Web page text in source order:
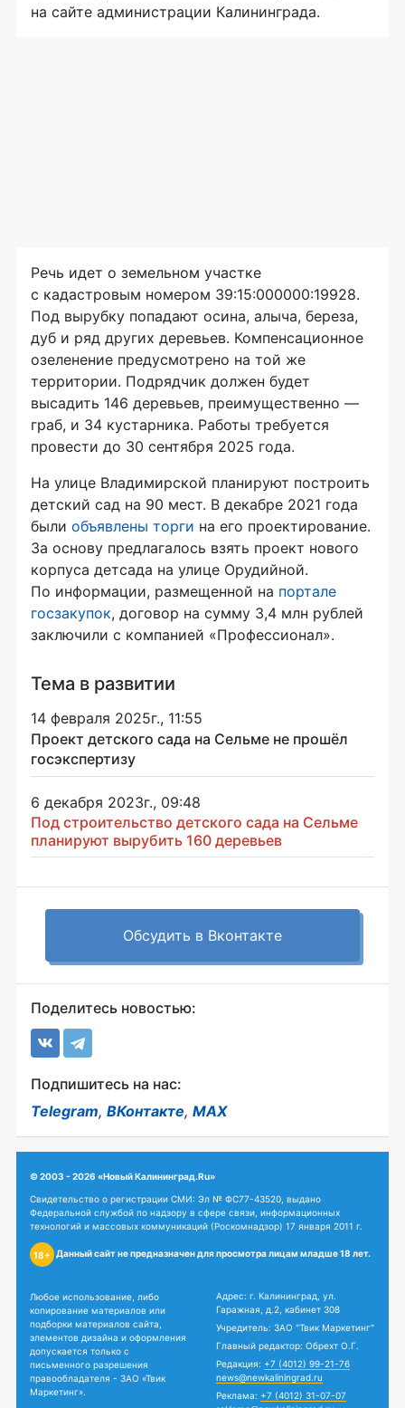
на сайте администрации Калининграда.
Речь идет о земельном участке
с кадастровым номером 39:15:000000:19928.
Под вырубку попадают осина, алыча, береза,
дуб и ряд других деревьев. Компенсационное
озеленение предусмотрено на той же
территории. Подрядчик должен будет
высадить 146 деревьев, преимущественно —
граб, и 34 кустарника. Работы требуется
провести до 30 сентября 2025 года.
На улице Владимирской планируют построить
детский сад на 90 мест. В декабре 2021 года
были объявлены торги на его проектирование.
За основу предлагалось взять проект нового
корпуса детсада на улице Орудийной.
По информации, размещенной на портале
госзакупок, договор на сумму 3,4 млн рублей
заключили с компанией «Профессионал».
Тема в развитии
14 февраля 2025г., 11:55
Проект детского сада на Сельме не прошёл
госэкспертизу
6 декабря 2023г., 09:48
Под строительство детского сада на Сельме
планируют вырубить 160 деревьев
Обсудить в Вконтакте
Поделитесь новостью:
Подпишитесь на нас:
Telegram, ВКонтакте, MAX
© 2003 - 2026 «Новый Калининград.Ru»
Свидетельство о регистрации СМИ: Эл № ФС77-43520, выдано
Федеральной службой по надзору в сфере связи, информационных
технологий и массовых коммуникаций (Роскомнадзор) 17 января 2011 г.
18+ Данный сайт не предназначен для просмотра лицам младше 18 лет.
Любое использование, либо
копирование материалов или
подборки материалов сайта,
элементов дизайна и оформления
допускается только с
письменного разрешения
правообладателя - ЗАО «Твик
Маркетинг».
Адрес: г. Калининград, ул.
Гаражная, д.2, кабинет 308
Учредитель: ЗАО "Твик Маркетинг"
Главный редактор: Обрехт О.Г.
Редакция: +7 (4012) 99-21-76
news@newkaliningrad.ru
Реклама: +7 (4012) 31-07-07